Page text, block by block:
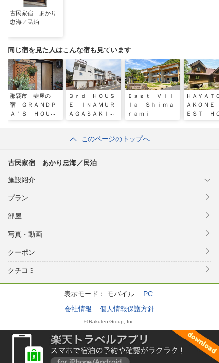
古民家宿 あかり
忠海／民泊
同じ宿を見た人はこんな宿も見ています
那覇市 壺屋の
宿 ＧＲＡＮＤＰ
Ａ＇Ｓ ＨＯＵＳ
３ｒｄ ＨＯＵＳ
Ｅ ＩＮＡＭＵＲ
ＡＧＡＳＡＫＩ／
Ｅａｓｔ Ｖｉｌ
ｌａ Ｓｈｉｍａ
ｎａｍｉ
ＨＡＹＡ
ＡＫＯＮ
ＥＳＴ Ｈ
このページのトップへ
古民家宿 あかり忠海／民泊
施設紹介
プラン
部屋
写真・動画
クーポン
クチコミ
表示モード： モバイル
PC
会社情報
個人情報保護方針
© Rakuten Group, Inc.